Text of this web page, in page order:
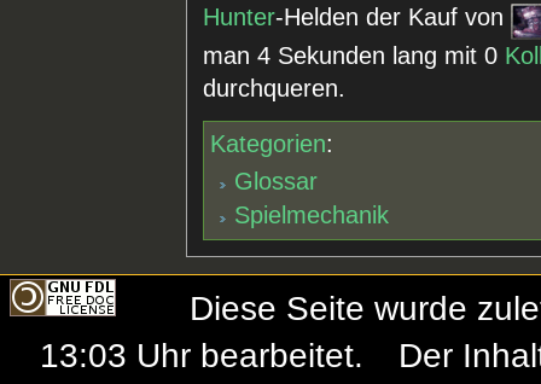
Hunter-Helden der Kauf von
man 4 Sekunden lang mit 0
durchqueren.
Kategorien:
Glossar
Spielmechanik
Diese Seite wurde
13:03 Uhr bearbeitet.
Der